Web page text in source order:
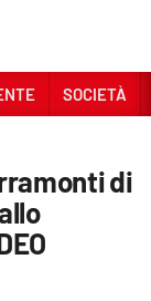
SOCIETÀ
di